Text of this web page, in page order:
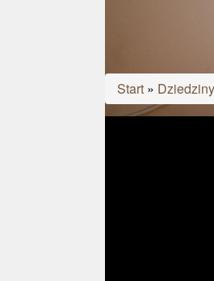
Start »